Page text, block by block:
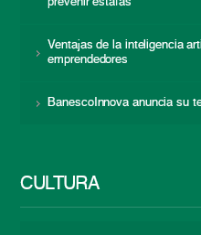
Ventajas de la inteligencia
emprendedores
BanescoInnova anuncia su
CULTURA